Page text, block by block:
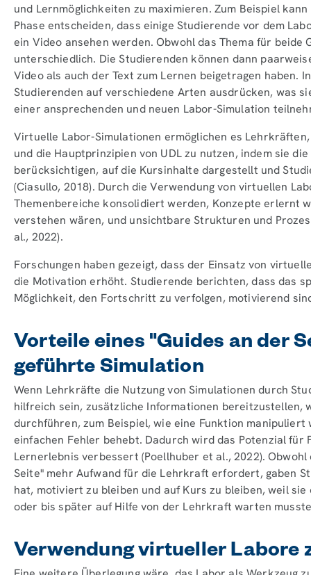
und Lernmöglichkeiten zu maximieren. Zum Beispiel
Phase entscheiden, dass einige Studierende vor dem
ein Video ansehen werden. Obwohl das Thema für
unterschiedlich. Die Studierenden können dann
Video als auch der Text zum Lernen beigetragen haben.
Studierenden auf verschiedene Arten ausdrücken, was
einer ansprechenden und neuen Labor-Simulation
Virtuelle Labor-Simulationen ermöglichen es
und die Hauptprinzipien von UDL zu nutzen, indem sie
berücksichtigen, auf die Kursinhalte dargestellt und
(Ciasullo, 2018). Durch die Verwendung von virtuellen
Themenbereiche konsolidiert werden, Konzepte erlernt
verstehen wären, und unsichtbare Strukturen und
al., 2022).
Forschungen haben gezeigt, dass der Einsatz von
die Motivation erhöht. Studierende berichten, dass das
Möglichkeit, den Fortschritt zu verfolgen, motivierend
Vorteile eines "Guides an der
geführte Simulation
Wenn Lehrkräfte die Nutzung von Simulationen durch
hilfreich sein, zusätzliche Informationen bereitzustellen,
durchführen, zum Beispiel, wie eine Funktion
einfachen Fehler behebt. Dadurch wird das Potenzial
Lernerlebnis verbessert (Poellhuber et al., 2022).
Seite" mehr Aufwand für die Lehrkraft erfordert, gaben
hat, motiviert zu bleiben und auf Kurs zu bleiben, weil
oder bis später auf Hilfe von der Lehrkraft warten
Verwendung virtueller Labore